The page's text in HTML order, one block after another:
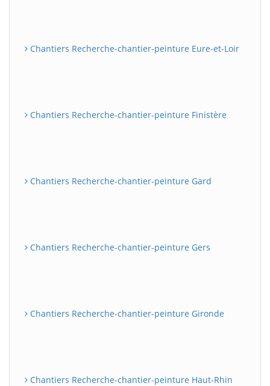
Chantiers Recherche-chantier-peinture Eure-et-Loir
Chantiers Recherche-chantier-peinture Finistère
Chantiers Recherche-chantier-peinture Gard
Chantiers Recherche-chantier-peinture Gers
Chantiers Recherche-chantier-peinture Gironde
Chantiers Recherche-chantier-peinture Haut-Rhin